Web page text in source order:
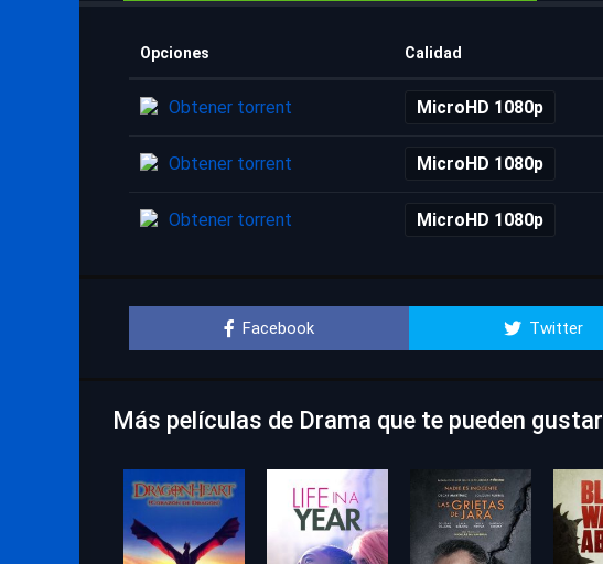
Opciones Calidad
Obtener torrent MicroHD 1080p
Obtener torrent MicroHD 1080p
Obtener torrent MicroHD 1080p
Facebook Twitter
Más películas de Drama que te pueden gustar